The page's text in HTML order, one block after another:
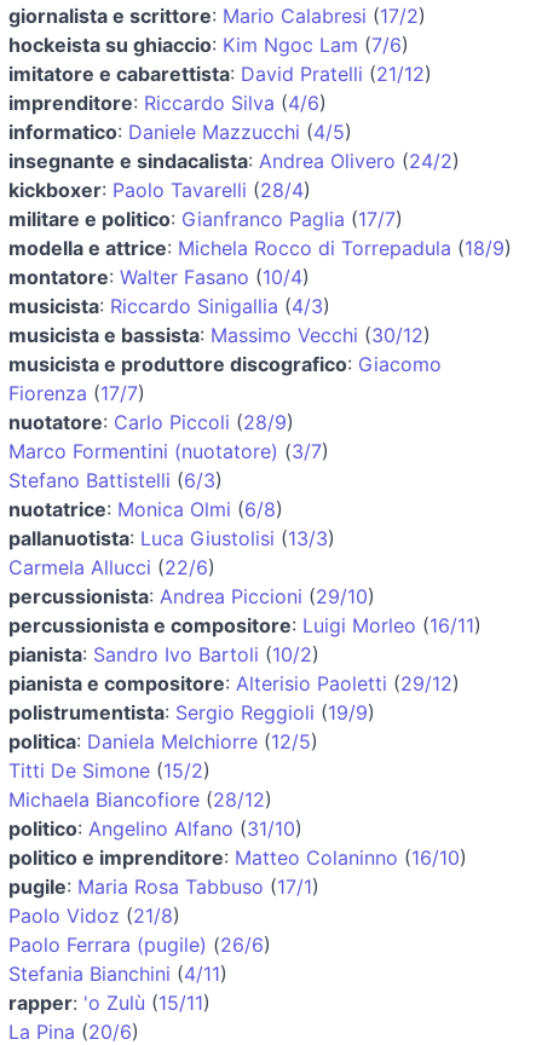
giornalista e scrittore: Mario Calabresi (17/2)
hockeista su ghiaccio: Kim Ngoc Lam (7/6)
imitatore e cabarettista: David Pratelli (21/12)
imprenditore: Riccardo Silva (4/6)
informatico: Daniele Mazzucchi (4/5)
insegnante e sindacalista: Andrea Olivero (24/2)
kickboxer: Paolo Tavarelli (28/4)
militare e politico: Gianfranco Paglia (17/7)
modella e attrice: Michela Rocco di Torrepadula (18/9)
montatore: Walter Fasano (10/4)
musicista: Riccardo Sinigallia (4/3)
musicista e bassista: Massimo Vecchi (30/12)
musicista e produttore discografico: Giacomo
Fiorenza (17/7)
nuotatore: Carlo Piccoli (28/9)
Marco Formentini (nuotatore) (3/7)
Stefano Battistelli (6/3)
nuotatrice: Monica Olmi (6/8)
pallanuotista: Luca Giustolisi (13/3)
Carmela Allucci (22/6)
percussionista: Andrea Piccioni (29/10)
percussionista e compositore: Luigi Morleo (16/11)
pianista: Sandro Ivo Bartoli (10/2)
pianista e compositore: Alterisio Paoletti (29/12)
polistrumentista: Sergio Reggioli (19/9)
politica: Daniela Melchiorre (12/5)
Titti De Simone (15/2)
Michaela Biancofiore (28/12)
politico: Angelino Alfano (31/10)
politico e imprenditore: Matteo Colaninno (16/10)
pugile: Maria Rosa Tabbuso (17/1)
Paolo Vidoz (21/8)
Paolo Ferrara (pugile) (26/6)
Stefania Bianchini (4/11)
rapper: 'o Zulù (15/11)
La Pina (20/6)